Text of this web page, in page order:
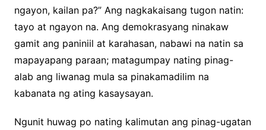
ngayon, kailan pa?” Ang nagkakaisang tugon natin:
tayo at ngayon na. Ang demokrasyang ninakaw
gamit ang paniniil at karahasan, nabawi na natin sa
mapayapang paraan; matagumpay nating pinag-
alab ang liwanag mula sa pinakamadilim na
kabanata ng ating kasaysayan.
Ngunit huwag po nating kalimutan ang pinag-ugatan